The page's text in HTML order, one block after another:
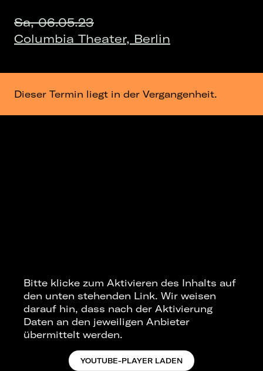
Sa, 06.05.23
Columbia Theater, Berlin
Dieser Termin liegt in der Vergangenheit.
Bitte klicke zum Aktivieren des Inhalts auf
den unten stehenden Link. Wir weisen
darauf hin, dass nach der Aktivierung
Daten an den jeweiligen Anbieter
übermittelt werden.
YOUTUBE-PLAYER LADEN